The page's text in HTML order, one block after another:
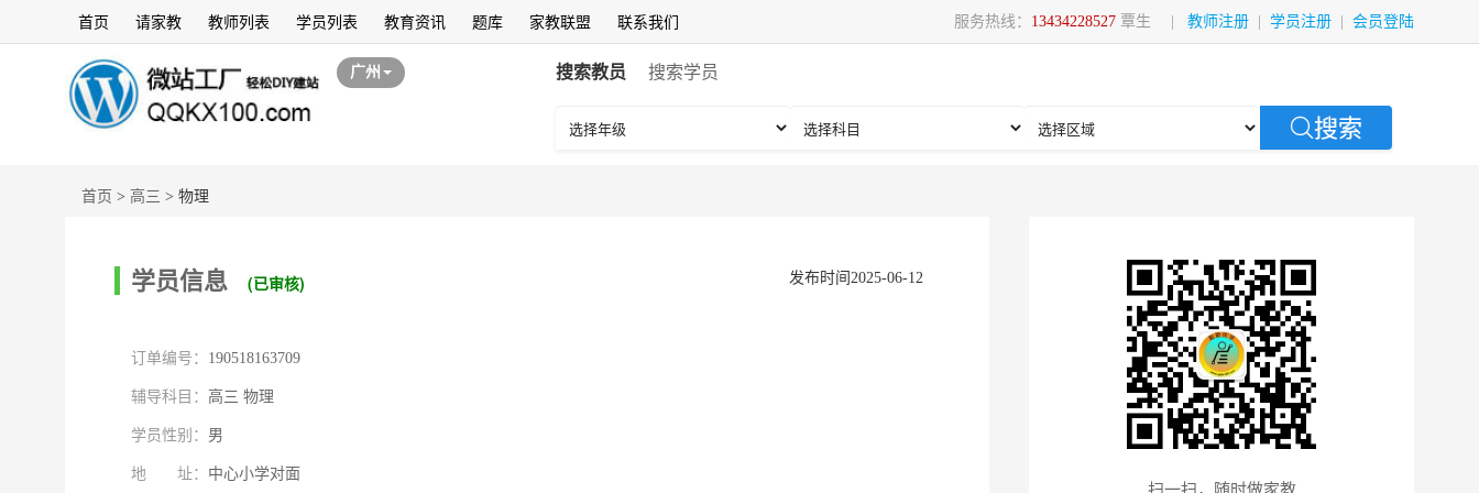
服务热线： 13434228527 覃生 教师注册 学员注册 会员登陆
首页 请家教 教师列表 学员列表 教育资讯 题库 家教联盟 联系我们
广州 搜索教员 搜索学员
搜索
首页 > 高三 > 物理
学员信息 (已审核) 发布时间2025-06-12
订单编号： 190518163709
辅导科目： 高三 物理
学员性别： 男
地 址： 中心小学对面